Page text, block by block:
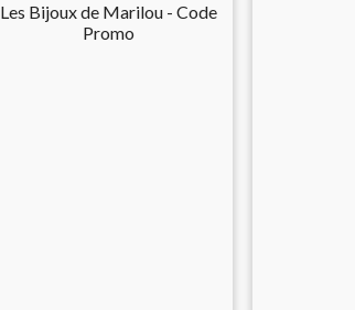
Les Bijoux de Marilou - Code
Promo